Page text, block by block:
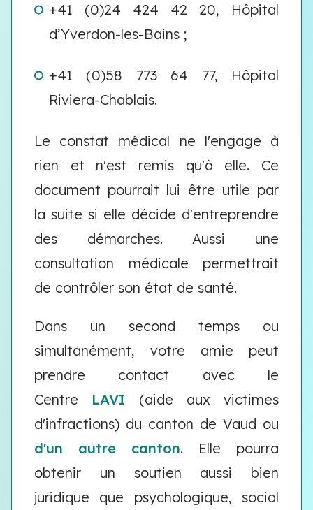
+41 (0)24 424 42 20, Hôpital
d’Yverdon-les-Bains ;
+41 (0)58 773 64 77, Hôpital
Riviera-Chablais.
Le constat médical ne l'engage à
rien et n'est remis qu'à elle. Ce
document pourrait lui être utile par
la suite si elle décide d'entreprendre
des démarches. Aussi une
consultation médicale permettrait
de contrôler son état de santé.
Dans un second temps ou
simultanément, votre amie peut
prendre contact avec le
Centre LAVI (aide aux victimes
d'infractions) du canton de Vaud ou
d'un autre canton. Elle pourra
obtenir un soutien aussi bien
juridique que psychologique, social